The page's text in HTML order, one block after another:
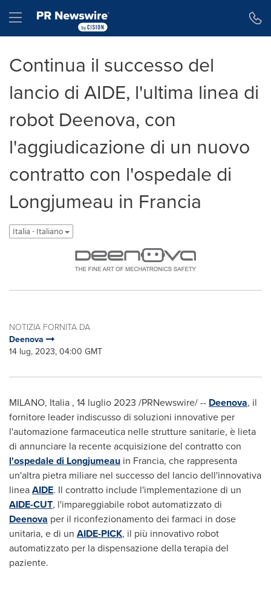
Hamburger menu
Continua il successo del
lancio di AIDE, l'ultima linea di
robot Deenova, con
l'aggiudicazione di un nuovo
contratto con l'ospedale di
Longjumeau in Francia
Italia - Italiano
NOTIZIA FORNITA DA
Deenova
14 lug, 2023, 04:00 GMT
MILANO, Italia , 14 luglio 2023 /PRNewswire/ -- Deenova, il
fornitore leader indiscusso di soluzioni innovative per
l'automazione farmaceutica nelle strutture sanitarie, è lieta
di annunciare la recente acquisizione del contratto con
l'ospedale di Longjumeau in Francia, che rappresenta
un'altra pietra miliare nel successo del lancio dell'innovativa
lineaAIDE. Il contratto include l'implementazione di un
AIDE-CUT, l'impareggiabile robot automatizzato di
Deenova per il riconfezionamento dei farmaci in dose
unitaria, e di un AIDE-PICK, il più innovativo robot
automatizzato per la dispensazione della terapia del
paziente.